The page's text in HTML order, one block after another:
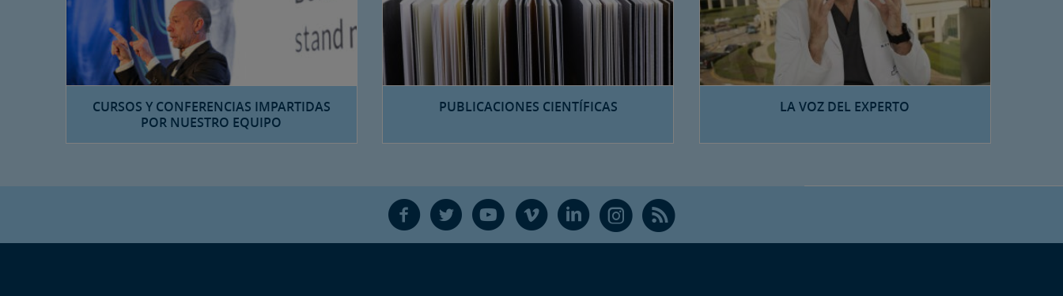
CURSOS Y CONFERENCIAS IMPARTIDAS
POR NUESTRO EQUIPO
PUBLICACIONES CIENTÍFICAS LA VOZ DEL EXPERTO
F T Y V L Ñ R